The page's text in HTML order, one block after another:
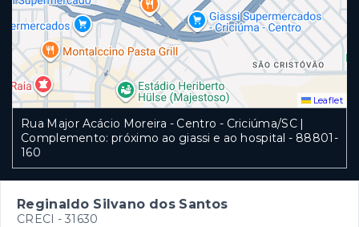
Leaflet
Rua Major Acácio Moreira - Centro - Criciúma/SC |
Complemento: próximo ao giassi e ao hospital - 88801-
160
Reginaldo Silvano dos Santos
CRECI - 31630